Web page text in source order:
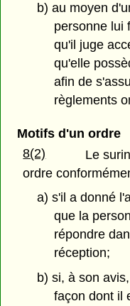
b) au moyen
personne lui
qu'il juge
qu'elle
afin de
règlements
Motifs d'un ordre
8(2)
Le
ordre
a) s'il a donné
que la
répondre
réception;
b) si, à son
façon dont il